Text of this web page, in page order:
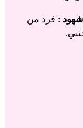
شهود